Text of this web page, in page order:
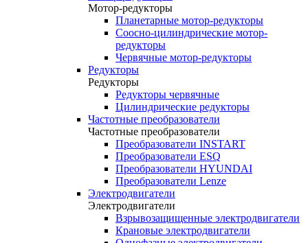
Мотор-редукторы
Планетарные мотор-редукторы
Соосно-цилиндрические мотор-
редукторы
Червячные мотор-редукторы
Редукторы
Редукторы
Редукторы червячные
Цилиндрические редукторы
Частотные преобразователи
Частотные преобразователи
Преобразователи INSTART
Преобразователи ESQ
Преобразователи HYUNDAI
Преобразователи Lenze
Электродвигатели
Электродвигатели
Взрывозащищенные электродвигатели
Крановые электродвигатели